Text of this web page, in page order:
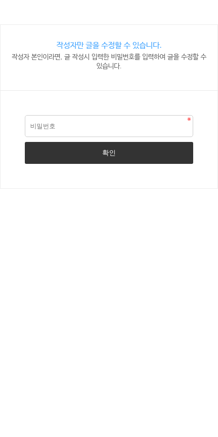
작성자만 글을 수정할 수 있습니다.
작성자 본인이라면, 글 작성시 입력한 비밀번호를 입력하여 글을 수정할 수
있습니다.